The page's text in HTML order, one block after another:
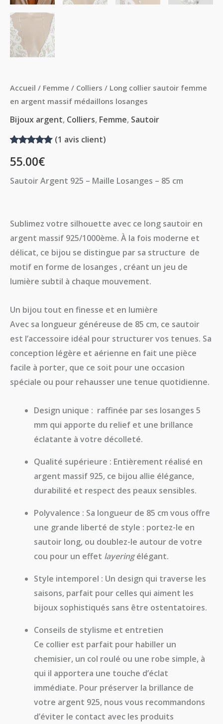
Accueil / Femme / Colliers / Long collier sautoir femme
en argent massif médaillons losanges
Bijoux argent, Colliers, Femme, Sautoir
sur 5
basé sur
client
(1 avis client)
55.00€
Sautoir Argent 925 – Maille Losanges – 85 cm
Sublimez votre silhouette avec ce long sautoir en
argent massif 925/1000ème. À la fois moderne et
délicat, ce bijou se distingue par sa structure de
motif en forme de losanges , créant un jeu de
lumière subtil à chaque mouvement.
Un bijou tout en finesse et en lumière
Avec sa longueur généreuse de 85 cm, ce sautoir
est l’accessoire idéal pour structurer vos tenues. Sa
conception légère et aérienne en fait une pièce
facile à porter, que ce soit pour une occasion
spéciale ou pour rehausser une tenue quotidienne.
Design unique : raffinée par ses losanges 5
mm qui apporte du relief et une brillance
éclatante à votre décolleté.
Qualité supérieure : Entièrement réalisé en
argent massif 925, ce bijou allie élégance,
durabilité et respect des peaux sensibles.
Polyvalence : Sa longueur de 85 cm vous offre
une grande liberté de style : portez-le en
sautoir long, ou doublez-le autour de votre
cou pour un effet layeringélégant.
Style intemporel : Un design qui traverse les
saisons, parfait pour celles qui aiment les
bijoux sophistiqués sans être ostentatoires.
Conseils de stylisme et entretien
Ce collier est parfait pour habiller un
chemisier, un col roulé ou une robe simple, à
qui il apportera une touche d’éclat
immédiate. Pour préserver la brillance de
votre argent 925, nous vous recommandons
d’éviter le contact avec les produits